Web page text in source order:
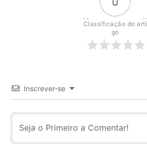
Classificação do arti
go
Inscrever-se